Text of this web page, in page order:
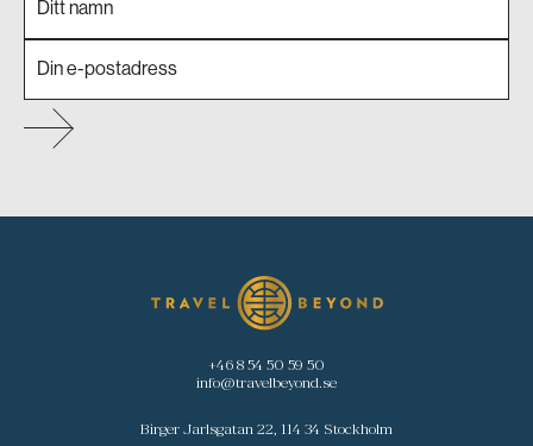
+46 8 54 50 59 50
info@travelbeyond.se
Birger Jarlsgatan 22, 114 34 Stockholm